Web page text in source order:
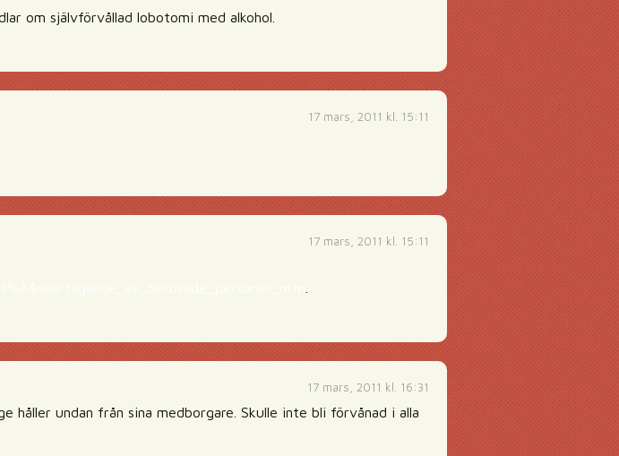
om självförvållad lobotomi med alkohol.
17 mars, 2011 kl. 15:11
17 mars, 2011 kl. 15:11
17 mars, 2011 kl. 16:31
håller undan från sina medborgare. Skulle inte bli förvånad i alla